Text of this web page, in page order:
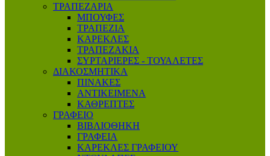
ΤΡΑΠΕΖΑΡΙΑ
ΜΠΟΥΦΕΣ
ΤΡΑΠΕΖΙΑ
ΚΑΡΕΚΛΕΣ
ΤΡΑΠΕΖΑΚΙΑ
ΣΥΡΤΑΡΙΕΡΕΣ - ΤΟΥΑΛΕΤΕΣ
ΔΙΑΚΟΣΜΗΤΙΚΑ
ΠΙΝΑΚΕΣ
ΑΝΤΙΚΕΙΜΕΝΑ
ΚΑΘΡΕΠΤΕΣ
ΓΡΑΦΕΙΟ
ΒΙΒΛΙΟΘΗΚΗ
ΓΡΑΦΕΙΑ
ΚΑΡΕΚΛΕΣ ΓΡΑΦΕΙΟΥ